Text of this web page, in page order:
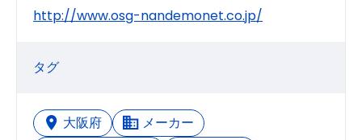
http://www.osg-nandemonet.co.jp/
タグ
大阪府
メーカー